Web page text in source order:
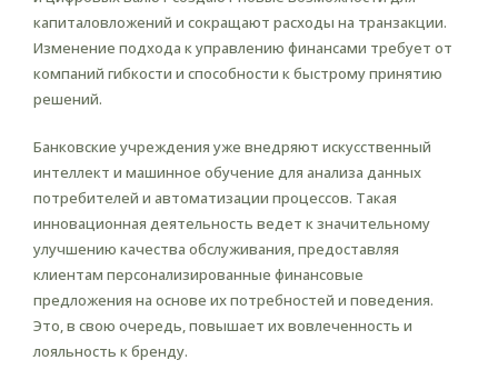
капиталовложений и сокращают расходы на транзакции.
Изменение подхода к управлению финансами требует от
компаний гибкости и способности к быстрому принятию
решений.
Банковские учреждения уже внедряют искусственный
интеллект и машинное обучение для анализа данных
потребителей и автоматизации процессов. Такая
инновационная деятельность ведет к значительному
улучшению качества обслуживания, предоставляя
клиентам персонализированные финансовые
предложения на основе их потребностей и поведения.
Это, в свою очередь, повышает их вовлеченность и
лояльность к бренду.